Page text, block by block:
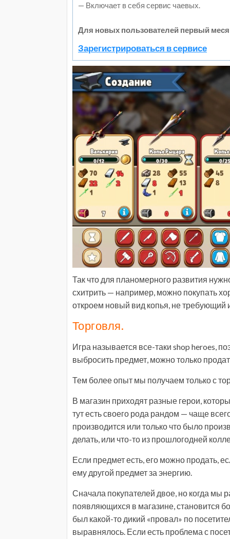
— Включает в себя сервис чаевых.
Для новых пользователей первый
Зарегистрироваться в сервисе
Так что для планомерного развития
схитрить — например, можно покупать
откроем новый вид копья, не требующий
Торговля.
Игра называется все-таки shop heroes,
выбросить предмет, можно только
Тем более опыт мы получаем только с
В магазин приходят разные герои,
тут есть своего рода рандом — чаще
производится или только что было
делать, или что-то из прошлогодней
Если предмет есть, его можно продать,
ему другой предмет за энергию.
Сначала покупателей двое, но когда мы
появляющихся в магазине, становится
был какой-то дикий «провал» по
выравнялось. Если есть проблема с